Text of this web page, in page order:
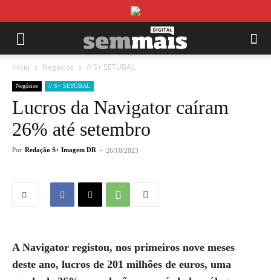
Início Negócios // S+ SETÚBAL
Negócios // S+ SETÚBAL
Lucros da Navigator caíram
26% até setembro
Por Redação S+ Imagem DR - 26/10/2023
A Navigator registou, nos primeiros nove meses
deste ano, lucros de 201 milhões de euros, uma